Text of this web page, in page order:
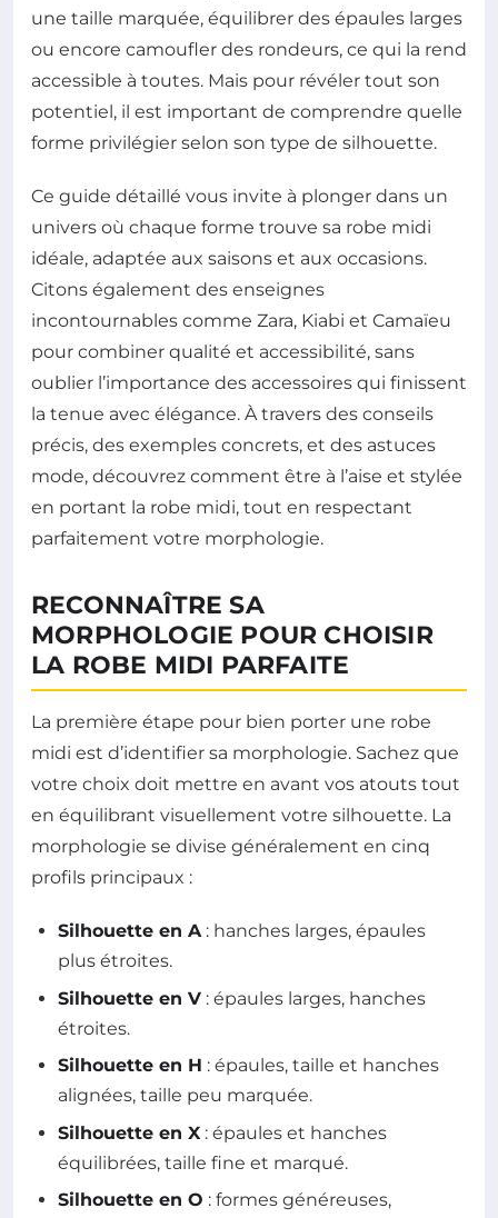
une taille marquée, équilibrer des épaules larges
ou encore camoufler des rondeurs, ce qui la rend
accessible à toutes. Mais pour révéler tout son
potentiel, il est important de comprendre quelle
forme privilégier selon son type de silhouette.
Ce guide détaillé vous invite à plonger dans un
univers où chaque forme trouve sa robe midi
idéale, adaptée aux saisons et aux occasions.
Citons également des enseignes
incontournables comme Zara, Kiabi et Camaïeu
pour combiner qualité et accessibilité, sans
oublier l’importance des accessoires qui finissent
la tenue avec élégance. À travers des conseils
précis, des exemples concrets, et des astuces
mode, découvrez comment être à l’aise et stylée
en portant la robe midi, tout en respectant
parfaitement votre morphologie.
RECONNAÎTRE SA
MORPHOLOGIE POUR CHOISIR
LA ROBE MIDI PARFAITE
La première étape pour bien porter une robe
midi est d’identifier sa morphologie. Sachez que
votre choix doit mettre en avant vos atouts tout
en équilibrant visuellement votre silhouette. La
morphologie se divise généralement en cinq
profils principaux :
Silhouette en A: hanches larges, épaules
plus étroites.
Silhouette en V : épaules larges, hanches
étroites.
Silhouette en H : épaules, taille et hanches
alignées, taille peu marquée.
Silhouette en X : épaules et hanches
équilibrées, taille fine et marqué.
Silhouette en O : formes généreuses,